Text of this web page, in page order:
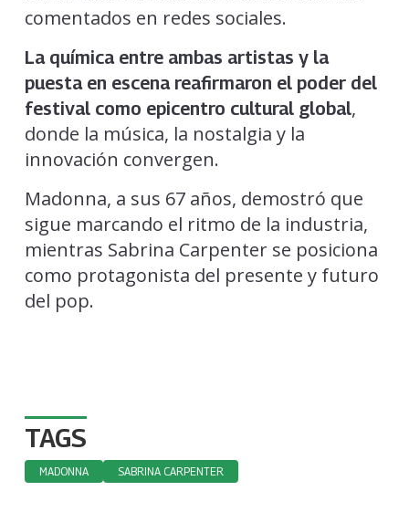
comentados en redes sociales.
La química entre ambas artistas y la
puesta en escena reafirmaron el poder del
festival como epicentro cultural global,
donde la música, la nostalgia y la
innovación convergen.
Madonna, a sus 67 años, demostró que
sigue marcando el ritmo de la industria,
mientras Sabrina Carpenter se posiciona
como protagonista del presente y futuro
del pop.
TAGS
MADONNA SABRINA CARPENTER